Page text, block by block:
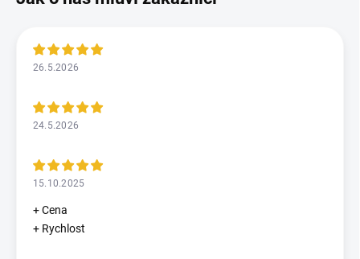
26.5.2026
24.5.2026
15.10.2025
+ Cena
+ Rychlost